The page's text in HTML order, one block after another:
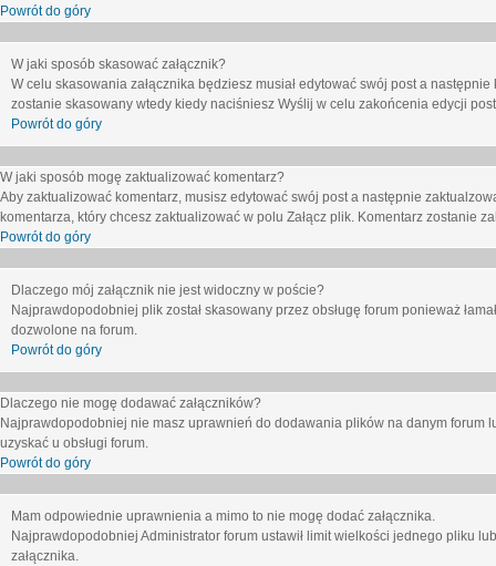
Powrót do góry
W jaki sposób skasować załącznik?
W celu skasowania załącznika będziesz musiał edytować swój post a
zostanie skasowany wtedy kiedy naciśniesz Wyślij w celu zakońcenia edycji
Powrót do góry
W jaki sposób mogę zaktualizować komentarz?
Aby zaktualizować komentarz, musisz edytować swój post a następnie
komentarza, który chcesz zaktualizować w polu Załącz plik. Komentarz zostanie
Powrót do góry
Dlaczego mój załącznik nie jest widoczny w poście?
Najprawdopodobniej plik został skasowany przez obsługę forum ponieważ
dozwolone na forum.
Powrót do góry
Dlaczego nie mogę dodawać załączników?
Najprawdopodobniej nie masz uprawnień do dodawania plików na danym forum
uzyskać u obsługi forum.
Powrót do góry
Mam odpowiednie uprawnienia a mimo to nie mogę dodać załącznika.
Najprawdopodobniej Administrator forum ustawił limit wielkości jednego pliku
załącznika.